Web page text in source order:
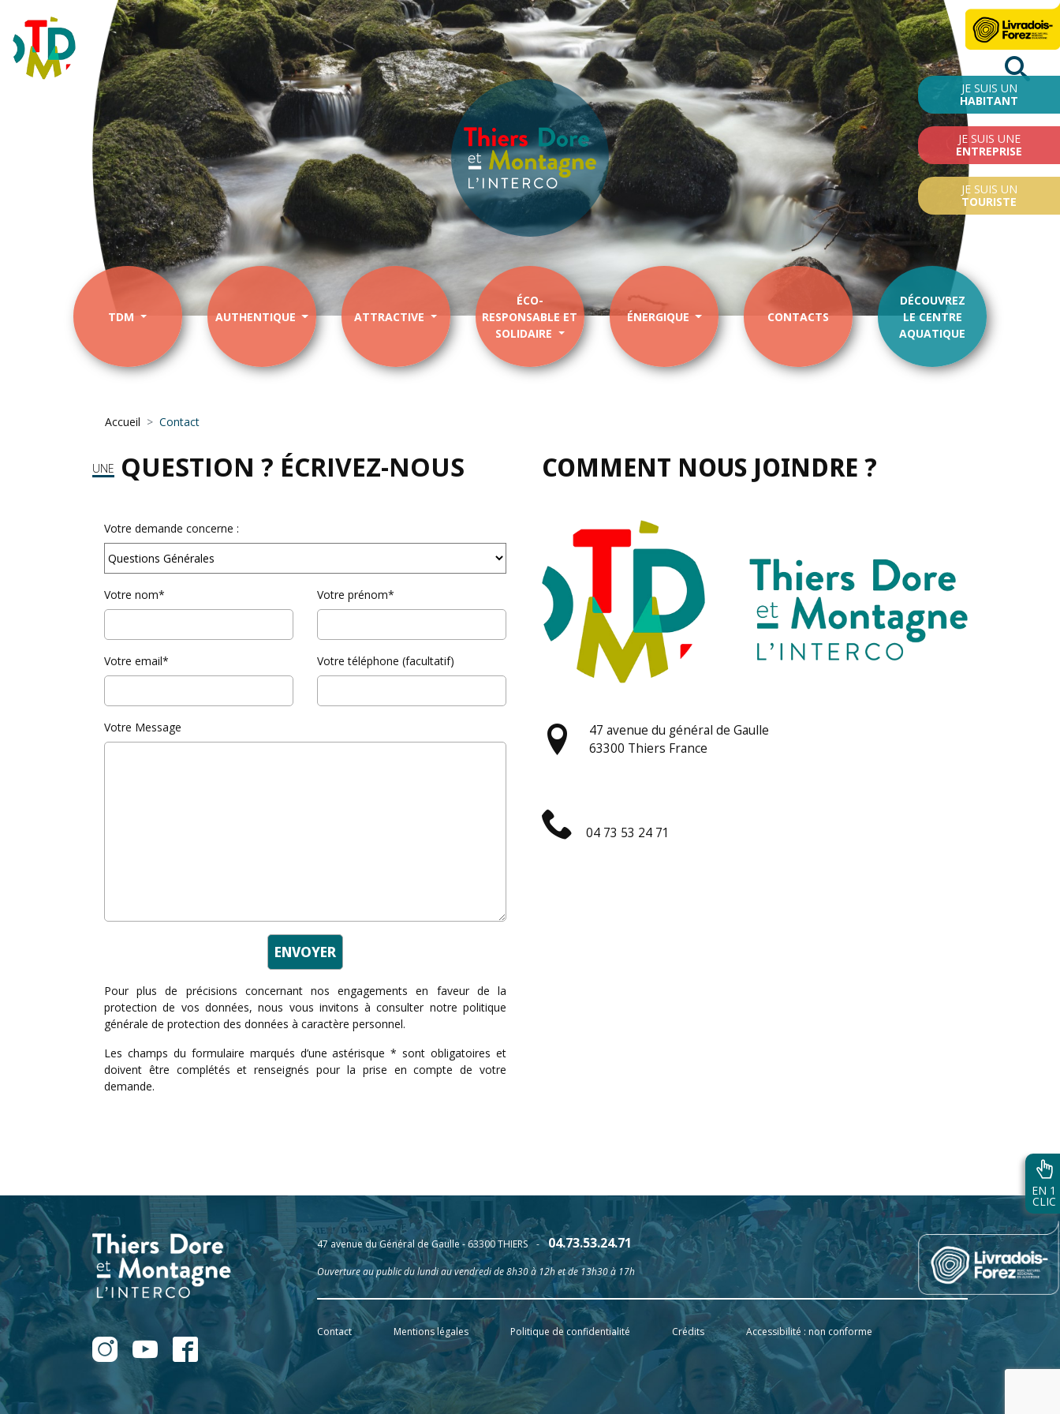
EN 1
CLIC
TDM AUTHENTIQUE ATTRACTIVE
ÉCO-
RESPONSABLE ET
SOLIDAIRE
ÉNERGIQUE CONTACTS
DÉCOUVREZ
LE CENTRE
AQUATIQUE
JE SUIS UN
HABITANT
JE SUIS UNE
ENTREPRISE
JE SUIS UN
TOURISTE
Accueil Contact
UNE QUESTION ? ÉCRIVEZ-NOUS
Votre demande concerne :
Votre nom* Votre prénom*
Votre email* Votre téléphone (facultatif)
Votre Message
Pour plus de précisions concernant nos engagements en faveur de la
protection de vos données, nous vous invitons à consulter notre politique
générale de protection des données à caractère personnel.
Les champs du formulaire marqués d’une astérisque * sont obligatoires et
doivent être complétés et renseignés pour la prise en compte de votre
demande.
COMMENT NOUS JOINDRE ?
47 avenue du général de Gaulle
63300 Thiers France
04 73 53 24 71
47 avenue du Général de Gaulle - 63300 THIERS - 04.73.53.24.71
Ouverture au public du lundi au vendredi de 8h30 à 12h et de 13h30 à 17h
Contact Mentions légales Politique de confidentialité Crédits Accessibilité : non conforme